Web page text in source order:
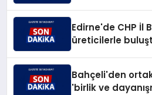
Edirne'de CHP İl
üreticilerle
Bahçeli'den
'birlik ve